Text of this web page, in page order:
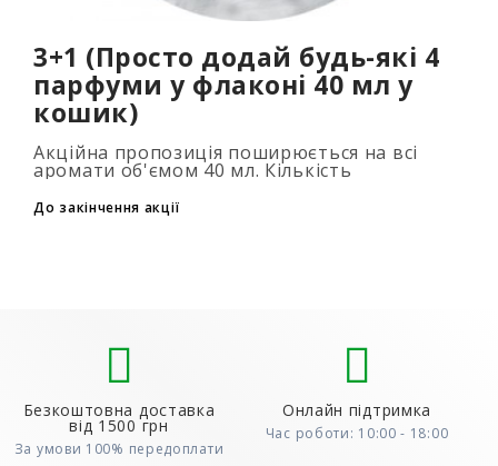
3+1 (Просто додай будь-які 4
парфуми у флаконі 40 мл у
кошик)
Акційна пропозиція поширюється на всі
аромати об'ємом 40 мл. Кількість
подарункових парфумів не обмежена (3+1,
6+2, 9+3) Для того, щоб скористатися акцією,
до..
До закінчення акції
Безкоштовна доставка
від 1500 грн
За умови 100% передоплати
Онлайн підтримка
Час роботи: 10:00 - 18:00